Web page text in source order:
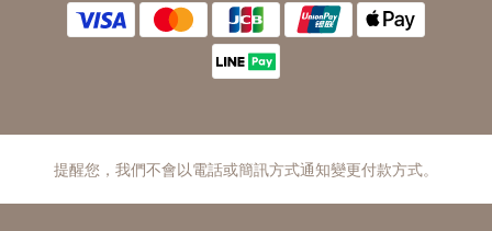
提醒您，我們不會以電話或簡訊方式通知變更付款方式。